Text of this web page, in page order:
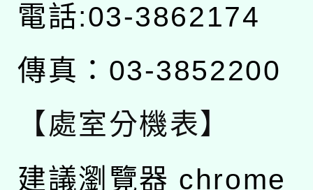
電話:03-3862174
傳真：03-3852200
【處室分機表】
建議瀏覽器 chrome